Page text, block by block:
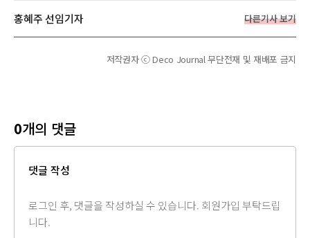
홍혜주 선임기자 다른기사 보기
저작권자 ⓒ Deco Journal 무단전재 및 재배포 금지
0개의 댓글
댓글 작성